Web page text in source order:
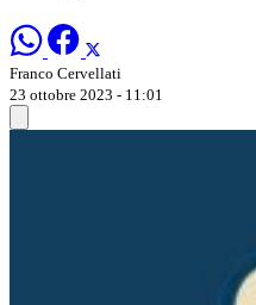
Franco Cervellati
23 ottobre 2023 - 11:01